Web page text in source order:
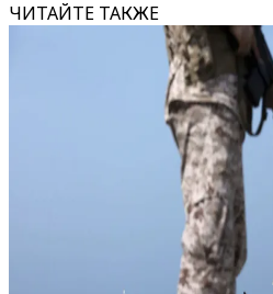
ЧИТАЙТЕ ТАКЖЕ